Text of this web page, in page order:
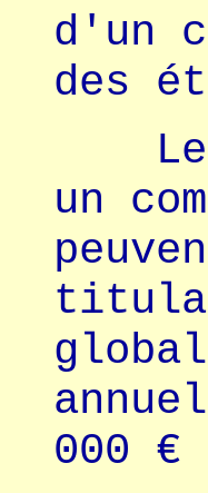
d'un
des
Les
un
000 €